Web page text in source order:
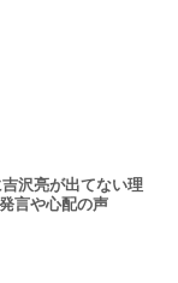
沢亮が出てない理
言や心配の声